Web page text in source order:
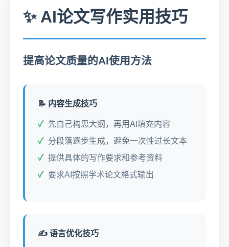
✨ AI论文写作实用技巧
提高论文质量的AI使用方法
📝 内容生成技巧
先自己构思大纲，再用AI填充内容
分段落逐步生成，避免一次性过长文本
提供具体的写作要求和参考资料
要求AI按照学术论文格式输出
✍️ 语言优化技巧